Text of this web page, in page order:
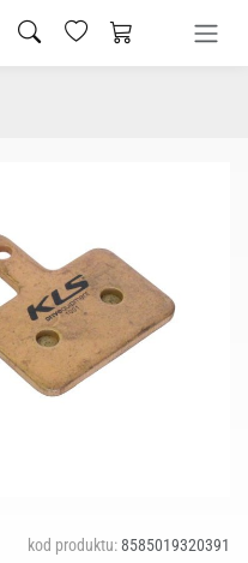
kod produktu:8585019320391